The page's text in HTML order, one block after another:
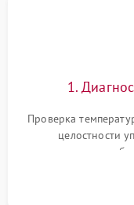
работе
1.
Проверка
целостности
сопротивления
считывание